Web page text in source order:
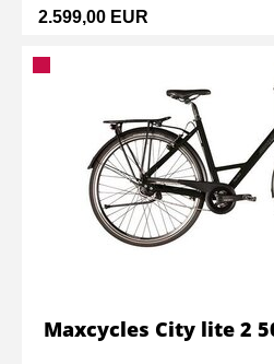
2.599,00 EUR
Maxcycles City lite 2